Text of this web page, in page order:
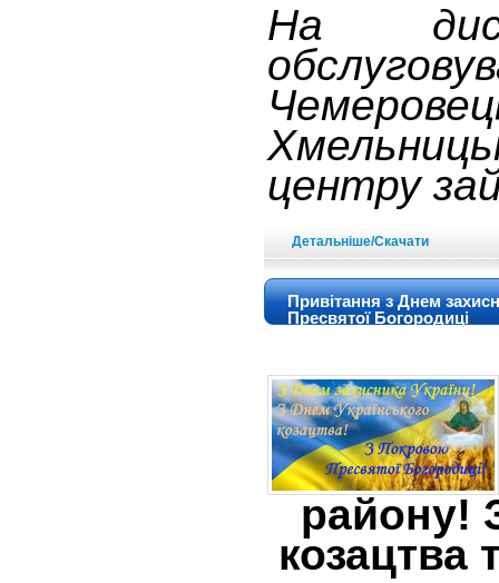
На
центру
Детальніше/Скачати
Привітання з Днем
Пресвятої Богородиці
району!
козацтва